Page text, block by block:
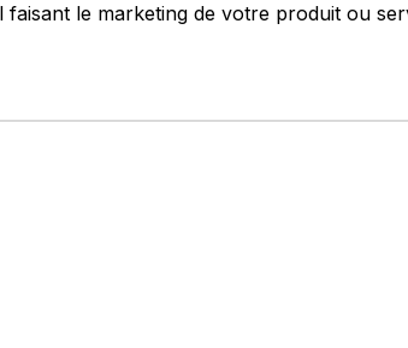
le marketing de votre produit ou